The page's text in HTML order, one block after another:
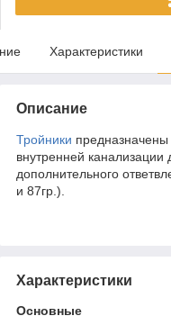
Характеристики
Описание
Тройники
внутренней
дополнительного
и 87гр.).
Характеристики
Основные